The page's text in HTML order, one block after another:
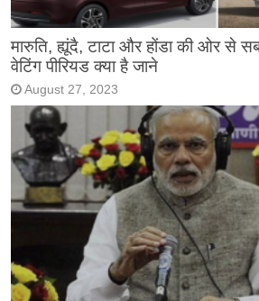
मारुति, ह्यूंदै, टाटा और होंडा की ओर से
वेटिंग पीरियड क्या है जाने
August 27, 2023